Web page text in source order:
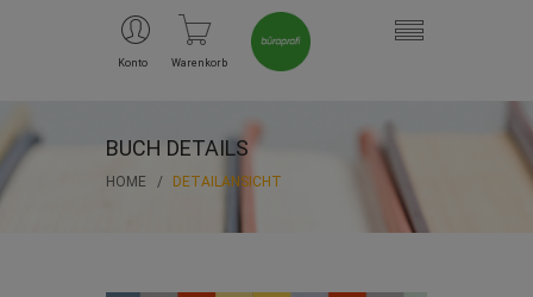
Konto Warenkorb
BUCH DETAILS
HOME DETAILANSICHT